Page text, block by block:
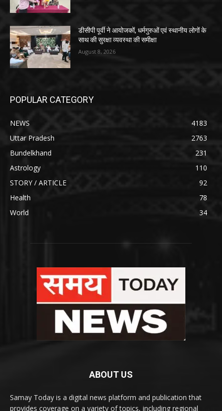
डीसीपी पूर्वी ने आयोजकों, धर्मगुरुओं एवं स्थानीय लोगों के
साथ की सुरक्षा व्यवस्था की समीक्षा
August 8, 2026
POPULAR CATEGORY
NEWS
4183
Uttar Pradesh
2763
Bundelkhand
231
Astrology
110
STORY / ARTICLE
92
Health
78
World
34
ABOUT US
Samay Today is a digital news platform and publication that
provides coverage on a variety of topics, including regional